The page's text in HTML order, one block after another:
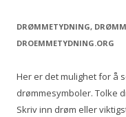
r
c
f
o
r
DRØMMETYDNING,
DROEMMETYDNING.ORG
Her er det mulighet for å
drømmesymboler. Tolke
Skriv inn drøm eller